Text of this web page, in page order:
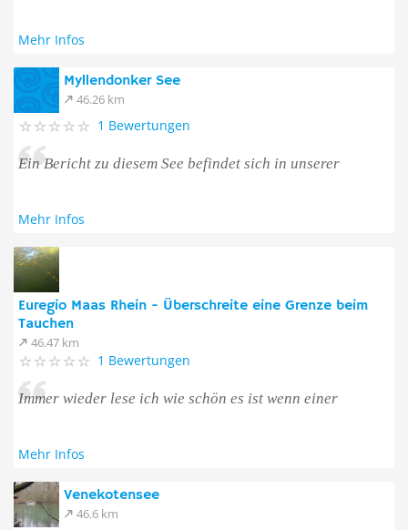
Mehr Infos
Myllendonker See
46.26 km
1 Bewertungen
Ein Bericht zu diesem See befindet sich in unserer
Mehr Infos
Euregio Maas Rhein - Überschreite eine Grenze beim
Tauchen
46.47 km
1 Bewertungen
Immer wieder lese ich wie schön es ist wenn einer
Mehr Infos
Venekotensee
46.6 km